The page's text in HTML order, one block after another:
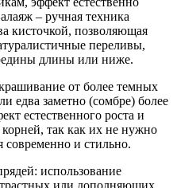
– ручная техника
кисточкой, позволяющая
переливы,
длины или ниже.
от более темных
едва заметно (сомбре) более
естественного роста и
так как их не нужно
современно и стильно.
использование
или дополняющих